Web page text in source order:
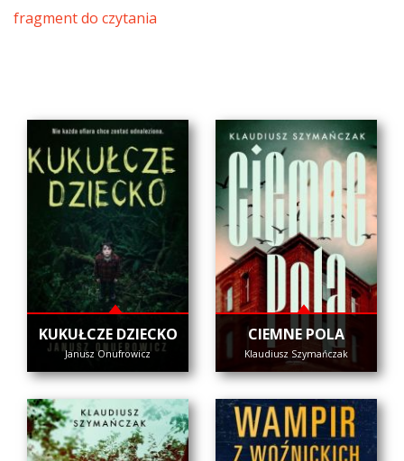
fragment do czytania
KUKUŁCZE DZIECKO
Janusz Onufrowicz
CIEMNE POLA
Klaudiusz Szymańczak